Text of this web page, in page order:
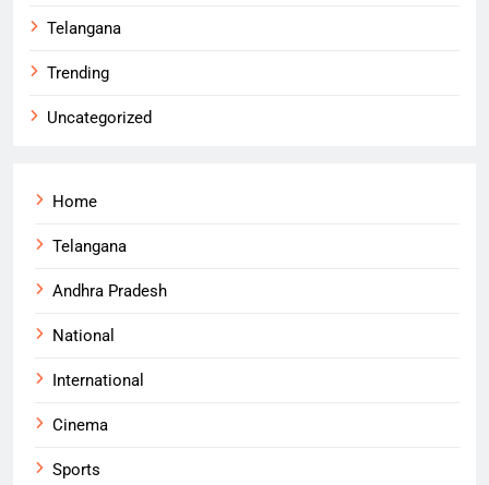
Telangana
Trending
Uncategorized
Home
Telangana
Andhra Pradesh
National
International
Cinema
Sports